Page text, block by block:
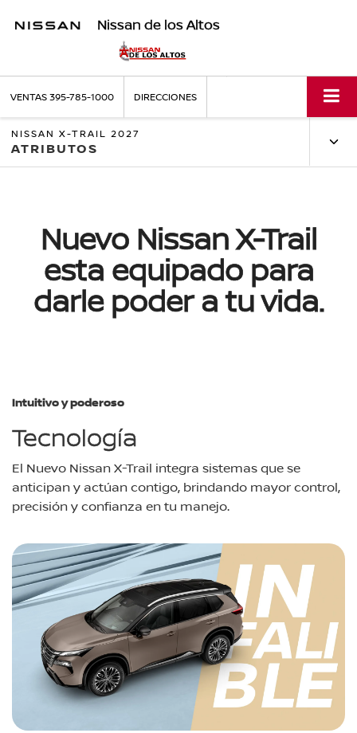
Nissan de los Altos
VENTAS395-785-1000 DIRECCIONES
NISSAN X-TRAIL 2027
ATRIBUTOS
Nuevo Nissan X-Trail
esta equipado para
darle poder a tu vida.
Intuitivo y poderoso
Tecnología
El Nuevo Nissan X-Trail integra sistemas que se
anticipan y actúan contigo, brindando mayor control,
precisión y confianza en tu manejo.